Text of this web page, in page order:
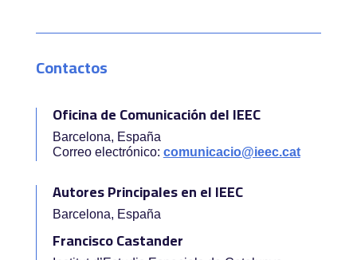
Contactos
Oficina de Comunicación del IEEC
Barcelona, España
Correo electrónico: comunicacio@ieec.cat
Autores Principales en el IEEC
Barcelona, España
Francisco Castander